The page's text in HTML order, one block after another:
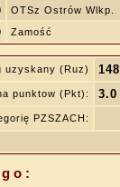
OTSz Ostrów Wlkp.
Zamość
uzyskany (Ruz)
punktow (Pkt): 3.0
PZSZACH: